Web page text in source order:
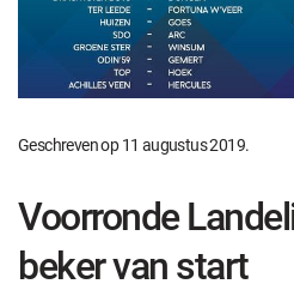
Geschreven op11 augustus 2019.
Voorronde
beker van start